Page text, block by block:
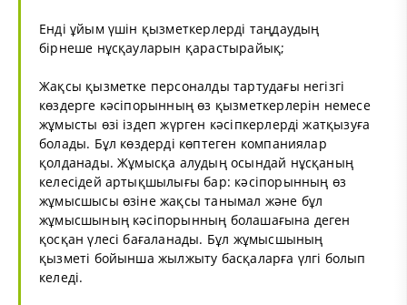
Енді ұйым үшін қызметкерлерді таңдаудың
бірнеше нұсқауларын қарастырайық;
Жақсы қызметке персоналды тартудағы негізгі
көздерге кәсіпорынның өз қызметкерлерін немесе
жұмысты өзі іздеп жүрген кәсіпкерлерді жатқызуға
болады. Бұл көздерді көптеген компаниялар
қолданады. Жұмысқа алудың осындай нұсқаның
келесідей артықшылығы бар: кәсіпорынның өз
жұмысшысы өзіне жақсы танымал және бұл
жұмысшының кәсіпорынның болашағына деген
қосқан үлесі бағаланады. Бұл жұмысшының
қызметі бойынша жылжыту басқаларға үлгі болып
келеді.